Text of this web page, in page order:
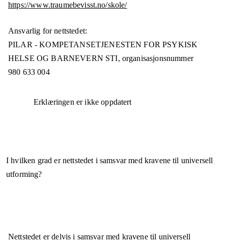
https://www.traumebevisst.no/skole/
Ansvarlig for nettstedet:
PILAR - KOMPETANSETJENESTEN FOR PSYKISK
HELSE OG BARNEVERN STI, organisasjonsnummer
980 633 004
Erklæringen er ikke oppdatert
I hvilken grad er nettstedet i samsvar med kravene til universell
utforming?
Nettstedet erdelvis i samsvarmed kravene til universell